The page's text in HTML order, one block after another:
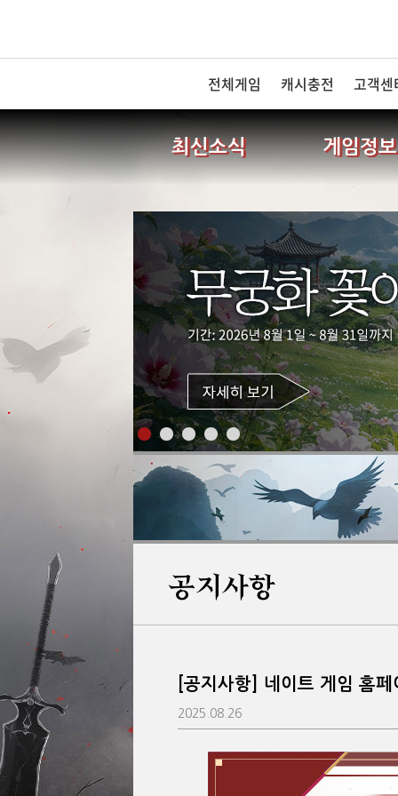
전체게임 캐시충전 고객센
최신소식 게임정보
공지사항
[공지사항] 네이트 게임 홈페
2025.08.26